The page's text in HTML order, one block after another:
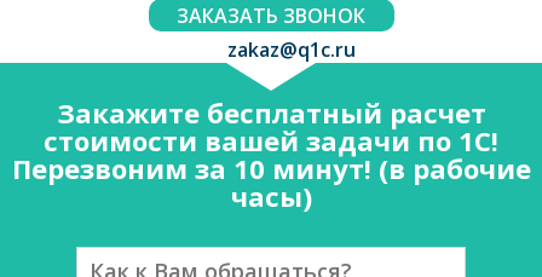
ЗАКАЗАТЬ ЗВОНОК
zakaz@q1c.ru
Закажите бесплатный расчет
стоимости вашей задачи по 1С!
Перезвоним за 10 минут! (в рабочие
часы)